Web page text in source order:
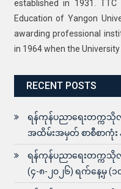
established in 1931.
Education of Yangon
awarding professional
in 1964 when the University
RECENT POSTS
ရန်ကုန်ပညာရေးတက္ကသို
အထိမ်းအမှတ် စာစီစာကုံး
ရန်ကုန်ပညာရေးတက္ကသို
(၄-၈-၂၀၂၆) ရက်နေ့မှ (